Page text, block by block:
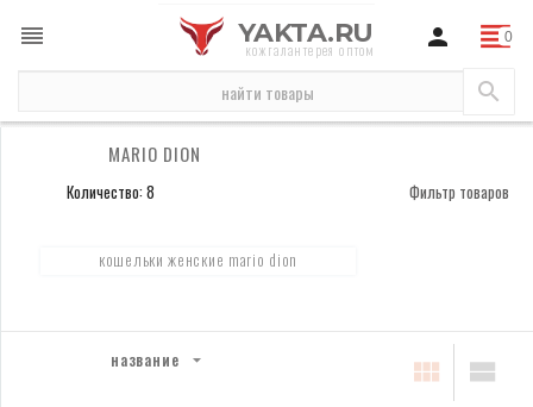
YAKTA.RU
кожгалантерея оптом
MARIO DION
Количество: 8 Фильтр товаров
кошельки женские mario dion
название